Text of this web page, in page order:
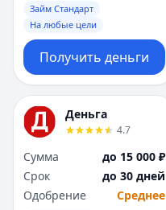
Займ Стандарт
На любые цели
Получить деньги
Деньга
4.7
Сумма
до 15 000 ₽
Срок
до 30 дней
Одобрение
Среднее